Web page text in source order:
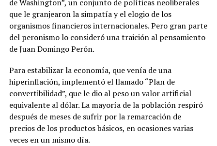
de Washington”, un conjunto de políticas neoliberales
que le granjearon la simpatía y el elogio de los
organismos financieros internacionales. Pero gran parte
del peronismo lo consideró una traición al pensamiento
de Juan Domingo Perón.
Para estabilizar la economía, que venía de una
hiperinflación, implementó el llamado “Plan de
convertibilidad”, que le dio al peso un valor artificial
equivalente al dólar. La mayoría de la población respiró
después de meses de sufrir por la remarcación de
precios de los productos básicos, en ocasiones varias
veces en un mismo día.